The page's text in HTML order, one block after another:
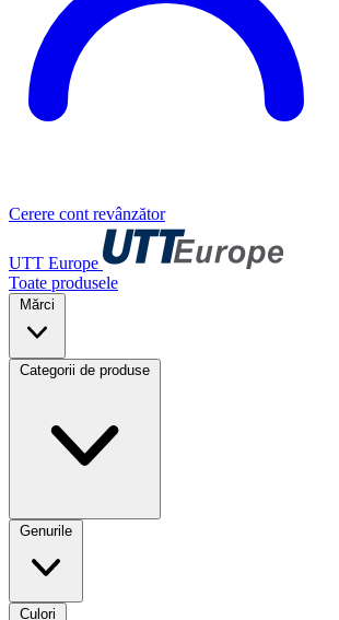
Cerere cont revânzător
UTT Europe
Toate produsele
Mărci
Categorii de produse
Genurile
Culori